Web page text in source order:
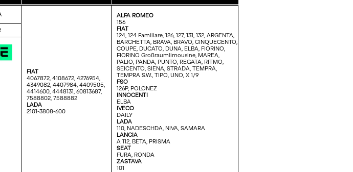
FIAT
4067872, 4108672, 4276954,
4349082, 4407984, 4409505,
4414600, 4448131, 60813687,
7588802, 7588882
LADA
2101-3808-600
ALFA ROMEO
156
FIAT
124, 124 Familiare, 126, 127, 131, 132, ARGENTA,
BARCHETTA, BRAVA, BRAVO, CINQUECENTO,
COUPE, DUCATO, DUNA, ELBA, FIORINO,
FIORINO Großraumlimousine, MAREA,
PALIO, PANDA, PUNTO, REGATA, RITMO,
SEICENTO, SIENA, STRADA, TEMPRA,
TEMPRA S.W., TIPO, UNO, X 1/9
FSO
126P, POLONEZ
INNOCENTI
ELBA
IVECO
DAILY
LADA
110, NADESCHDA, NIVA, SAMARA
LANCIA
A 112, BETA, PRISMA
SEAT
FURA, RONDA
ZASTAVA
101